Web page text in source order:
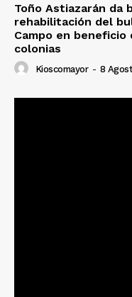
Toño Astiazarán da
rehabilitación del
Campo en
colonias
Kioscomayor - 8